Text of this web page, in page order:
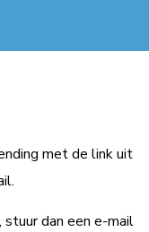
met de link uit
dan een e-mail